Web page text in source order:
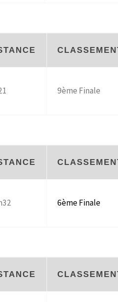
9ème Finale
6ème Finale